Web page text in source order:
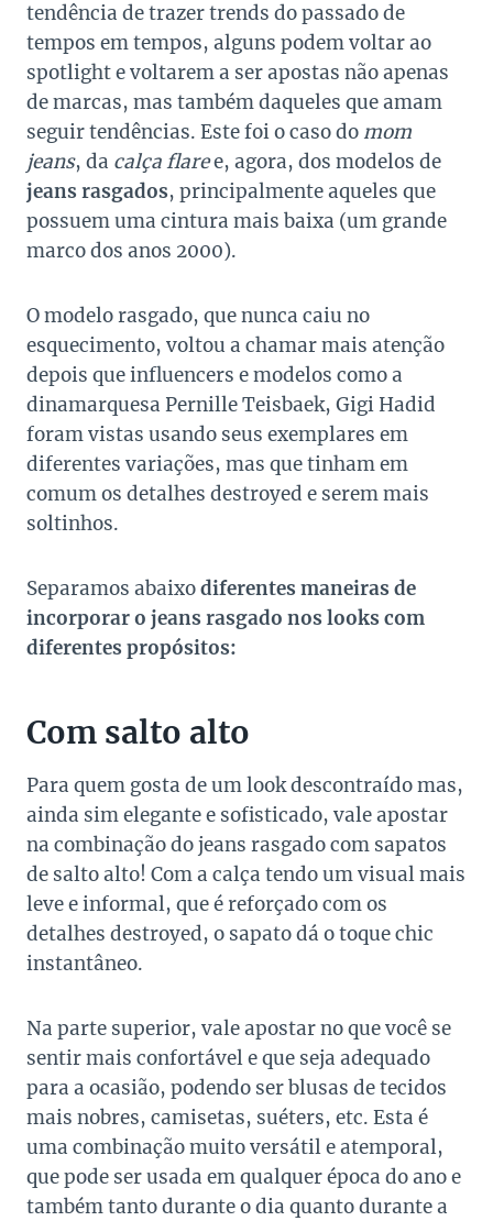
tendência de trazer trends do passado de
tempos em tempos, alguns podem voltar ao
spotlight e voltarem a ser apostas não apenas
de marcas, mas também daqueles que amam
seguir tendências. Este foi o caso domom
jeans, da calça flaree, agora, dos modelos de
jeans rasgados, principalmente aqueles que
possuem uma cintura mais baixa (um grande
marco dos anos 2000).
O modelo rasgado, que nunca caiu no
esquecimento, voltou a chamar mais atenção
depois que influencers e modelos como a
dinamarquesa Pernille Teisbaek, Gigi Hadid
foram vistas usando seus exemplares em
diferentes variações, mas que tinham em
comum os detalhes destroyed e serem mais
soltinhos.
Separamos abaixodiferentes maneiras de
incorporar o jeans rasgado nos looks com
diferentes propósitos:
Com salto alto
Para quem gosta de um look descontraído mas,
ainda sim elegante e sofisticado, vale apostar
na combinação do jeans rasgado com sapatos
de salto alto! Com a calça tendo um visual mais
leve e informal, que é reforçado com os
detalhes destroyed, o sapato dá o toque chic
instantâneo.
Na parte superior, vale apostar no que você se
sentir mais confortável e que seja adequado
para a ocasião, podendo ser blusas de tecidos
mais nobres, camisetas, suéters, etc. Esta é
uma combinação muito versátil e atemporal,
que pode ser usada em qualquer época do ano e
também tanto durante o dia quanto durante a